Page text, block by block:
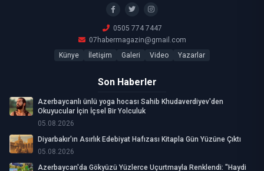
0505 774 7447
07habermagazin@gmail.com
Künye
İletişim Galeri Video Yazarlar
Son Haberler
Azerbaycanlı ünlü yoga hocası Sahib Khudaverdiyev'den
Okuyucular İçin İçsel Bir Yolculuk
05.08.2026
Diyarbakır'ın Asırlık Edebiyat Hafızası Kitapla Gün Yüzüne Çıktı
05.08.2026
Azerbaycan'da Gökyüzü Yüzlerce Uçurtmayla Renklendi: "Haydi